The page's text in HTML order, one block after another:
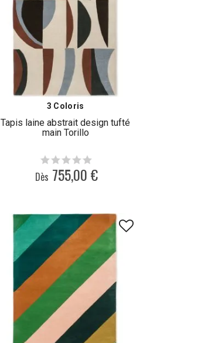
3 Coloris
Tapis laine abstrait design tufté
main Torillo
Dès 755,00 €